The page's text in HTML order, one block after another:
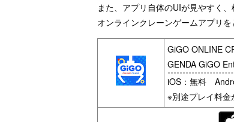
また、アプリ自体のUIが見やすく
オンラインクレーンゲームアプリ
GiGO ONLINE
GENDA GiGO
iOS：無料
※別途プレイ料金